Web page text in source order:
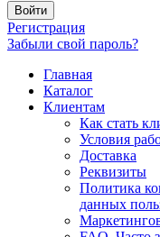
Регистрация
Забыли свой пароль?
Главная
Каталог
Клиентам
Как стать
Условия
Доставка
Реквизиты
Политика
данных